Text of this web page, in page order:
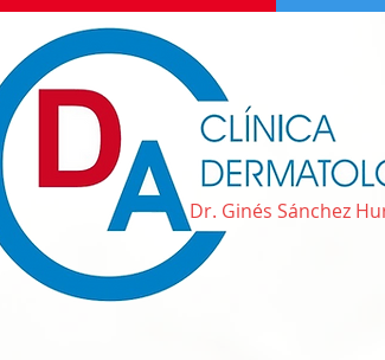
Dr. Ginés Sánchez